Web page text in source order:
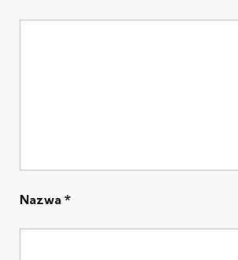
Nazwa *